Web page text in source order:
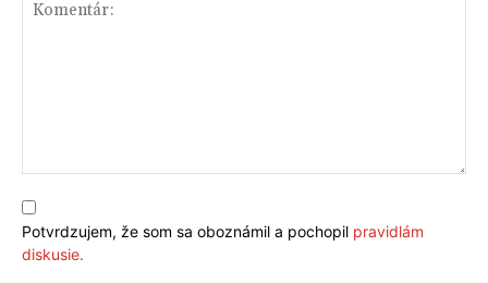
Potvrdzujem, že som sa oboznámil a pochopil pravidlám
diskusie.